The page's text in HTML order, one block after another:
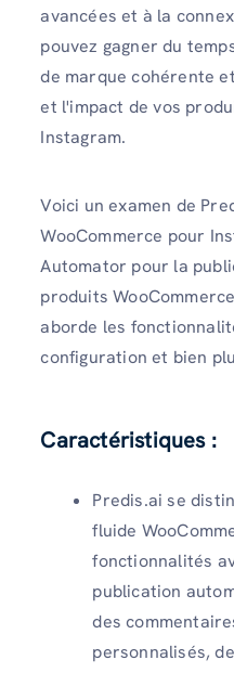
avancées et à la
pouvez gagner du
de marque cohérente
et l'impact de vos
Instagram.
Voici un examen de
WooCommerce pour
Automator pour la
produits
aborde les
configuration et bien
Caractéristiques :
Predis.ai se
fluide
fonctionnalités
publication
des
personnalisés,